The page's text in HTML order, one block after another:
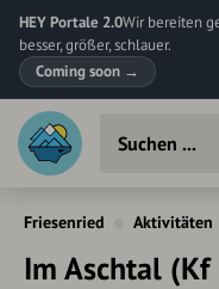
HEY Portale 2.0Wir bereiten
besser, größer, schlauer.
Coming soon →
Friesenried Aktivitäten
Im Aschtal